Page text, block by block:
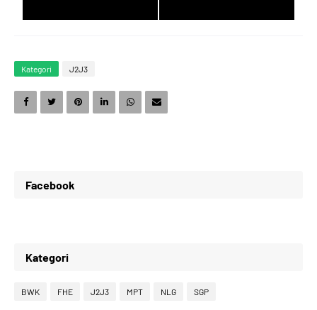
2
3
6
7
8
1
7
1
9
Kategori J2J3
Facebook
Kategori
BWK FHE J2J3 MPT NLG SGP